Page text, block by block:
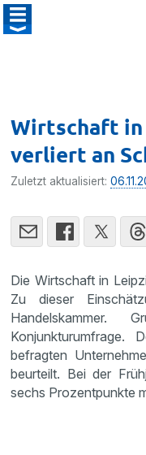
Wirtschaft in
verliert an
Zuletzt aktualisiert:
Die Wirtschaft in
Zu dieser
Handelskammer.
Konjunkturumfrage.
befragten
beurteilt. Bei der
sechs Prozentpunkte